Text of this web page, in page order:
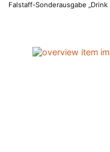
Falstaff-Sonderausgabe „Drink